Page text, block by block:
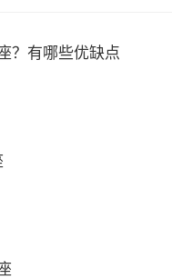
？有哪些优缺点